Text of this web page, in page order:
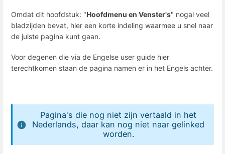
Omdat dit hoofdstuk: "Hoofdmenu en Venster's" nogal veel
bladzijden bevat, hier een korte indeling waarmee u snel naar
de juiste pagina kunt gaan.
Voor degenen die via de Engelse user guide hier
terechtkomen staan de pagina namen er in het Engels achter.
Pagina's die nog niet zijn vertaald in het
Nederlands, daar kan nog niet naar gelinked
worden.